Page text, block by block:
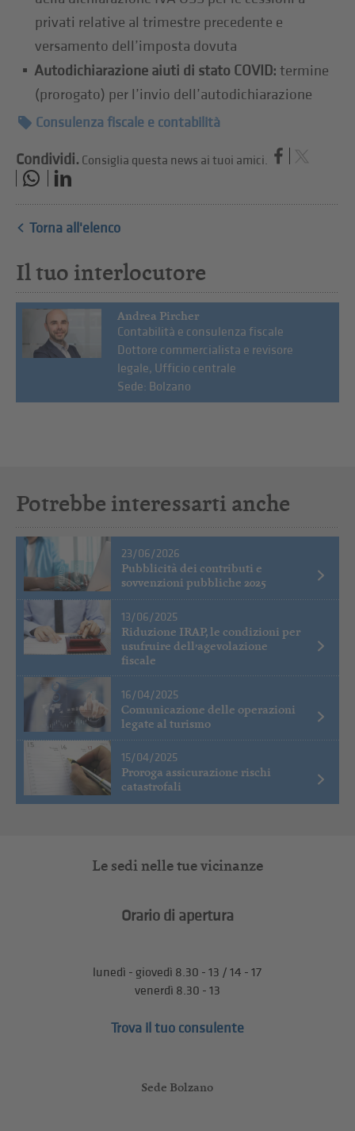
privati relative al trimestre precedente e
versamento dell’imposta dovuta
Autodichiarazione aiuti di stato COVID:termine
(prorogato) per l’invio dell’autodichiarazione
Consulenza fiscale e contabilità
Condividi. Consiglia questa news ai tuoi amici.
Torna all'elenco
Il tuo interlocutore
Andrea Pircher
Contabilità e consulenza fiscale
Dottore commercialista e revisore
legale, Ufficio centrale
Sede: Bolzano
Potrebbe interessarti anche
23/06/2026
Pubblicità dei contributi e
sovvenzioni pubbliche 2025
13/06/2025
Riduzione IRAP, le condizioni per
usufruire dell’agevolazione
fiscale
16/04/2025
Comunicazione delle operazioni
legate al turismo
15/04/2025
Proroga assicurazione rischi
catastrofali
Le sedi nelle tue vicinanze
Orario di apertura
lunedì - giovedì 8.30 - 13 / 14 - 17
venerdì 8.30 - 13
Trova il tuo consulente
Sede Bolzano